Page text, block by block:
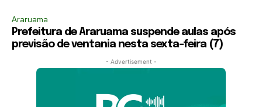
Araruama
Prefeitura de Araruama suspende aulas após
previsão de ventania nesta sexta-feira (7)
- Advertisement -